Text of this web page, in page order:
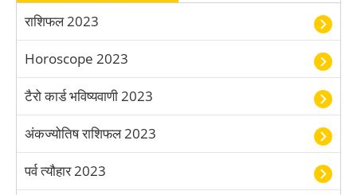
➔नामाक्षर I
नामाक्षर J
➔नामाक्षर K
➔ नामाक्षर L
➔नामाक्षर M
➔नामाक्षर N
➔नामाक्षर P
राशिफल 2023
Horoscope 2023
टैरो कार्ड भविष्यवाणी 2023
अंकज्योतिष राशिफल 2023
पर्व त्यौहार 2023